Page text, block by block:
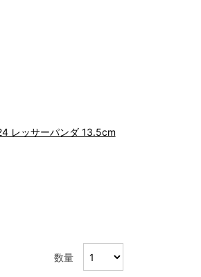
レッサーパンダ 13.5cm
数量